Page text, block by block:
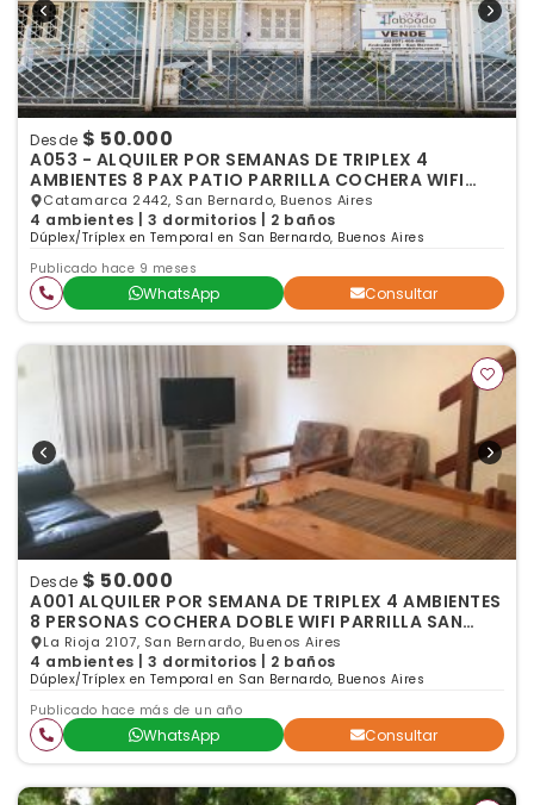
Desde $ 50.000
A053 - ALQUILER POR SEMANAS DE TRIPLEX 4
AMBIENTES 8 PAX PATIO PARRILLA COCHERA WIFI
SAN BERNARDO
Catamarca 2442, San Bernardo, Buenos Aires
4 ambientes | 3 dormitorios | 2 baños
Dúplex/Tríplex en Temporal en San Bernardo, Buenos Aires
Publicado hace 9 meses
WhatsApp Consultar
Desde $ 50.000
A001 ALQUILER POR SEMANA DE TRIPLEX 4 AMBIENTES
8 PERSONAS COCHERA DOBLE WIFI PARRILLA SAN
BERNARDO
La Rioja 2107, San Bernardo, Buenos Aires
4 ambientes | 3 dormitorios | 2 baños
Dúplex/Tríplex en Temporal en San Bernardo, Buenos Aires
Publicado hace más de un año
WhatsApp Consultar